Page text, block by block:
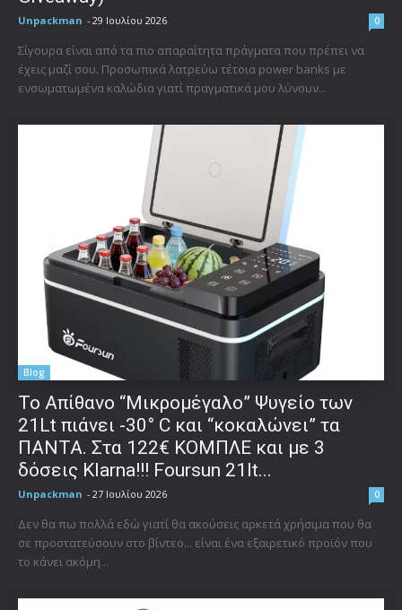
Unpackman - 29 Ιουλίου 2026 0
Σίγουρα είναι από τα πιο απαραίτητα πράγματα που πρέπει να
έχεις μαζί σου. Προσωπικά λατρεύω τέτοια power banks με
ενσωματωμένα καλώδια γιατί πραγματικά μου λύνουν...
Blog
Το Απίθανο “Μικρομέγαλο” Ψυγείο των
21Lt πιάνει -30° C και “κοκαλώνει” τα
ΠΑΝΤΑ. Στα 122€ ΚΟΜΠΛΕ και με 3
δόσεις Klarna!!! Foursun 21lt...
Unpackman - 27 Ιουλίου 2026 0
Δεν θα πω πολλά εδώ γιατί θα ακούσεις αρκετά χρήσιμα που θα
σε προστατεύσουν στο βίντεο... είναι ένα εξαιρετικό προϊόν που
το κάνει ακόμη...